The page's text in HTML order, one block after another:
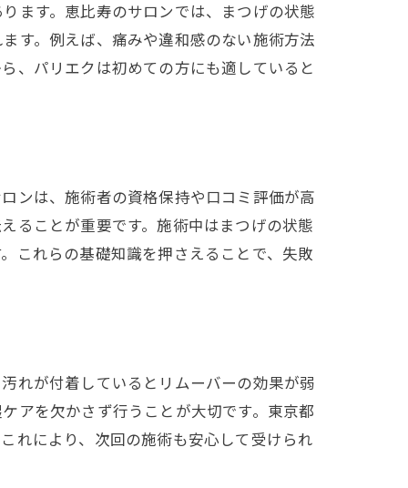
ます。恵比寿のサロンでは、まつげの状態
す。例えば、痛みや違和感のない施術方法
、パリエクは初めての方にも適していると
ンは、施術者の資格保持や口コミ評価が高
ることが重要です。施術中はまつげの状態
これらの基礎知識を押さえることで、失敗
れが付着しているとリムーバーの効果が弱
アを欠かさず行うことが大切です。東京都
れにより、次回の施術も安心して受けられ